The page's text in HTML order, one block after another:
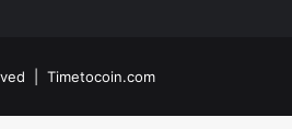
| Timetocoin.com